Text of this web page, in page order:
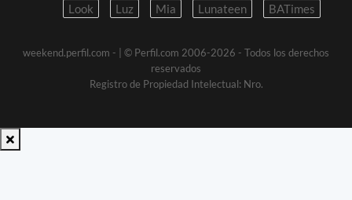
Look
Luz Mia Lunateen BATimes
weekend.perfil.com -
| © Perfil.com 2006-2026 - Todos los derechos
reservados
Registro de Propiedad Intelectual: Nro.